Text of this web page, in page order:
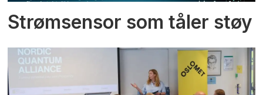
Strømsensor som tåler støy